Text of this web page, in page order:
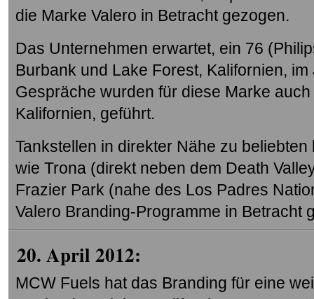
die Marke Valero in Betracht gezogen.
Das Unternehmen erwartet, ein 76
Burbank und Lake Forest, Kalifornien,
Gespräche wurden für diese Marke
Kalifornien, geführt.
Tankstellen in direkter Nähe zu
wie Trona (direkt neben dem Death
Frazier Park (nahe des Los Padres
Valero Branding-Programme in Betracht
20. April 2012:
MCW Fuels hat das Branding für eine